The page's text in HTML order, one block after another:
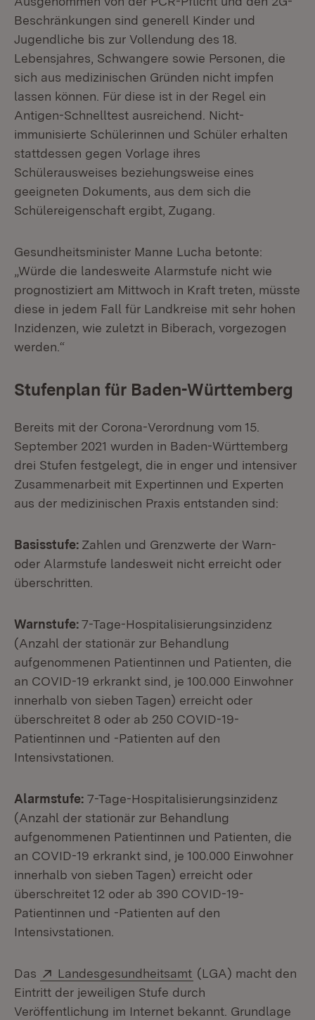
Beschränkungen sind generell Kinder und
Jugendliche bis zur Vollendung des 18.
Lebensjahres, Schwangere sowie Personen, die
sich aus medizinischen Gründen nicht impfen
lassen können. Für diese ist in der Regel ein
Antigen-Schnelltest ausreichend. Nicht-
immunisierte Schülerinnen und Schüler erhalten
stattdessen gegen Vorlage ihres
Schülerausweises beziehungsweise eines
geeigneten Dokuments, aus dem sich die
Schülereigenschaft ergibt, Zugang.
Gesundheitsminister Manne Lucha betonte:
„Würde die landesweite Alarmstufe nicht wie
prognostiziert am Mittwoch in Kraft treten, müsste
diese in jedem Fall für Landkreise mit sehr hohen
Inzidenzen, wie zuletzt in Biberach, vorgezogen
werden.“
Stufenplan für Baden-Württemberg
Bereits mit der Corona-Verordnung vom 15.
September 2021 wurden in Baden-Württemberg
drei Stufen festgelegt, die in enger und intensiver
Zusammenarbeit mit Expertinnen und Experten
aus der medizinischen Praxis entstanden sind:
Basisstufe: Zahlen und Grenzwerte der Warn-
oder Alarmstufe landesweit nicht erreicht oder
überschritten.
Warnstufe:7-Tage-Hospitalisierungsinzidenz
(Anzahl der stationär zur Behandlung
aufgenommenen Patientinnen und Patienten, die
an COVID-19 erkrankt sind, je 100.000 Einwohner
innerhalb von sieben Tagen) erreicht oder
überschreitet 8 oder ab 250 COVID-19-
Patientinnen und -Patienten auf den
Intensivstationen.
Alarmstufe: 7-Tage-Hospitalisierungsinzidenz
(Anzahl der stationär zur Behandlung
aufgenommenen Patientinnen und Patienten, die
an COVID-19 erkrankt sind, je 100.000 Einwohner
innerhalb von sieben Tagen) erreicht oder
überschreitet 12 oder ab 390 COVID-19-
Patientinnen und -Patienten auf den
Intensivstationen.
Das Extern:
Landesgesundheitsamt (Öffnet in neuem
(LGA) macht den
Eintritt der jeweiligen Stufe durch
Veröffentlichung im Internet bekannt. Grundlage